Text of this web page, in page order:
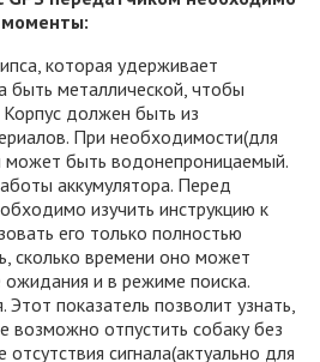
которая удерживает
быть металлической, чтобы
должен быть из
При необходимости(для
может быть водонепроницаемый.
аккумулятора. Перед
изучить инструкцию к
его только полностью
сколько времени оно может
и в режиме поиска.
Этот показатель позволит узнать,
возможно отпустить собаку без
сигнала(актуально для